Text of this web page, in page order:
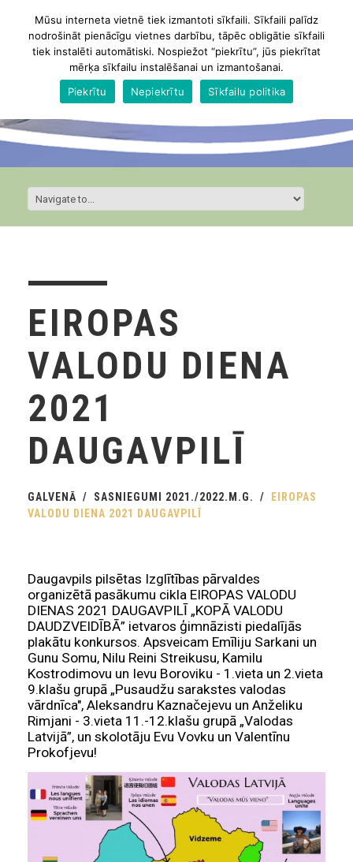
EIROPAS
VALODU DIENA
2021
DAUGAVPILĪ
GALVENĀ SASNIEGUMI 2021./2022.M.G.
EIROPAS
VALODU DIENA 2021 DAUGAVPILĪ
Daugavpils pilsētas Izglītības pārvaldes
organizētā pasākumu cikla EIROPAS VALODU
DIENAS 2021 DAUGAVPILĪ „KOPĀ VALODU
DAUDZVEIDĪBĀ” ietvaros ģimnāzisti piedalījās
plakātu konkursos. Apsveicam Emīliju Sarkani un
Gunu Somu, Nilu Reini Streikusu, Kamilu
Kostrodimovu un Ievu Boroviku - 1.vieta un 2.vieta
9.klašu grupā „Pusaudžu sarakstes valodas
vārdnīca", Aleksandru Kaznačejevu un Anželiku
Rimjani - 3.vieta 11.-12.klašu grupā „Valodas
Latvijā”, un skolotāju Evu Vovku un Valentīnu
Prokofjevu!
Mūsu interneta vietnē tiek izmantoti sīkfaili. Sīkfaili palīdz
nodrošināt pienācīgu vietnes darbību, tāpēc obligātie sīkfaili
tiek instalēti automātiski. Nospiežot “piekrītu”, jūs piekrītat
mērķa sīkfailu instalēšanai un izmantošanai.
Piekrītu
Nepiekrītu Sīkfailu politika